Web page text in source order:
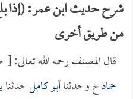
شرح حديث ابن عمر: (إذا
من طريق أخرى
قال المصنف رحمه الله تعالى: [
حمادح وحدثناأبو كاملحدثنا